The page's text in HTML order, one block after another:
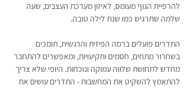
להרפיית הגוף מעומס, לאיזון מערכת העצבים, שעה
שלמה שתרגיש כמו שנת לילה טובה.
התדרים פועלים ברמה הפיזית והרגשית, תומכים
בשחרור מתחים, חסמים ותקיעויות, ומאפשרים להתחבר
מחדש לתחושת שלווה עמוקה ונוכחות. היופי שלא צריך
להתאמץ להשקיט את המחשבות - התדרים עושים את